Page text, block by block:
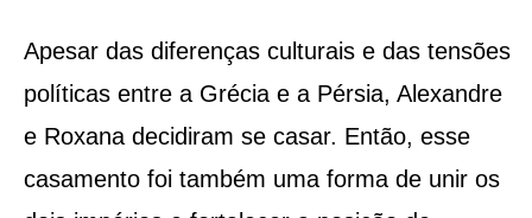
Apesar das diferenças culturais e das tensões
políticas entre a Grécia e a Pérsia, Alexandre
e Roxana decidiram se casar. Então, esse
casamento foi também uma forma de unir os